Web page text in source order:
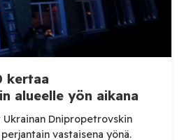
kertaa
alueelle yön aikana
Dnipropetrovskin
vastaisena yönä.